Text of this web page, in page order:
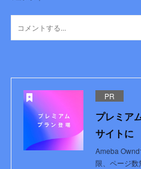
PR
プレミア
サイトに
Ameba
限、ページ数